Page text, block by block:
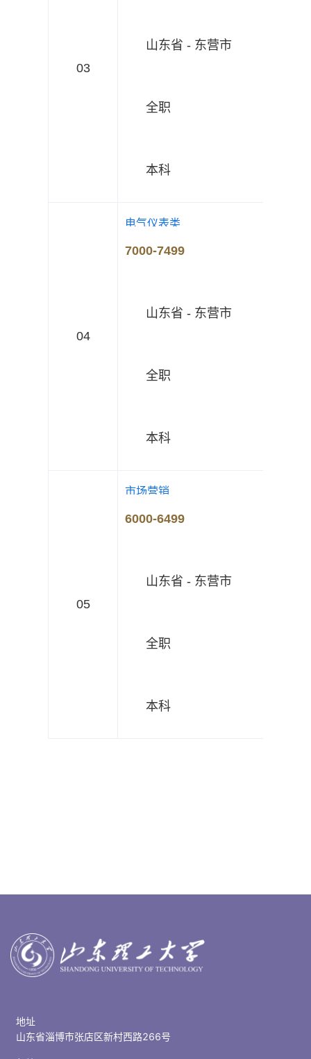
03
山东省 - 东营市
全职
本科
04
电气仪表类
7000-7499
山东省 - 东营市
全职
本科
05
市场营销
6000-6499
山东省 - 东营市
全职
本科
地址
山东省淄博市张店区新村西路266号